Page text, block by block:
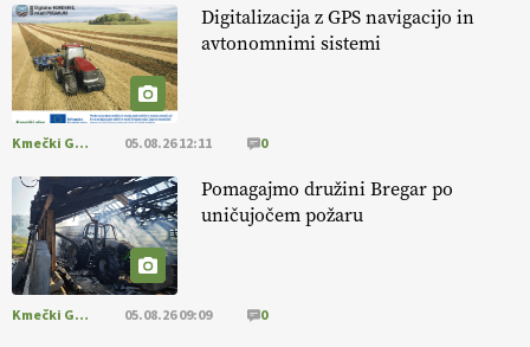
ALTENBAHER
EKOloško = logično: ekološko oljarstvo
MORGAN
EKOloško = logično: ekološka kmetija
FREŠER
KMETIJSKA LIGA PRVAKOV: POMLADITEV
KMETIJSKE EKIPE
Digitalizacija z GPS navigacijo in
avtonomnimi sistemi
Kmečki Glas 05.08.26 12:11 0
Pomagajmo družini Bregar po
uničujočem požaru
Kmečki Glas 05.08.26 09:09 0